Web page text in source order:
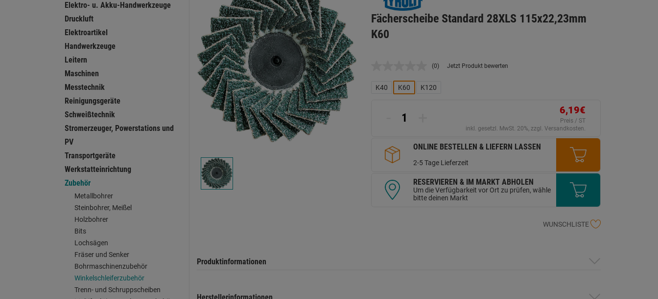
Elektro- u. Akku-Handwerkzeuge
Druckluft
Elektroartikel
Handwerkzeuge
Leitern
Maschinen
Messtechnik
Reinigungsgeräte
Schweißtechnik
Stromerzeuger, Powerstations und
PV
Transportgeräte
Werkstatteinrichtung
Zubehör
Metallbohrer
Steinbohrer, Meißel
Holzbohrer
Bits
Lochsägen
Fräser und Senker
Bohrmaschinenzubehör
Winkelschleiferzubehör
Trenn- und Schruppscheiben
Fächerscheibe Standard 28XLS 115x22,23mm
K60
Kein
Link
auf
(0) Jetzt Produkt bewerten
K40 K60 K120
6,19€
Preis / ST
inkl. gesetzl. MwSt. 20%, zzgl. Versandkosten.
ONLINE BESTELLEN & LIEFERN LASSEN
2-5 Tage Lieferzeit
RESERVIEREN & IM MARKT ABHOLEN
Um die Verfügbarkeit vor Ort zu prüfen, wähle
bitte deinen Markt
WUNSCHLISTE
Produktinformationen
Herstellerinformationen